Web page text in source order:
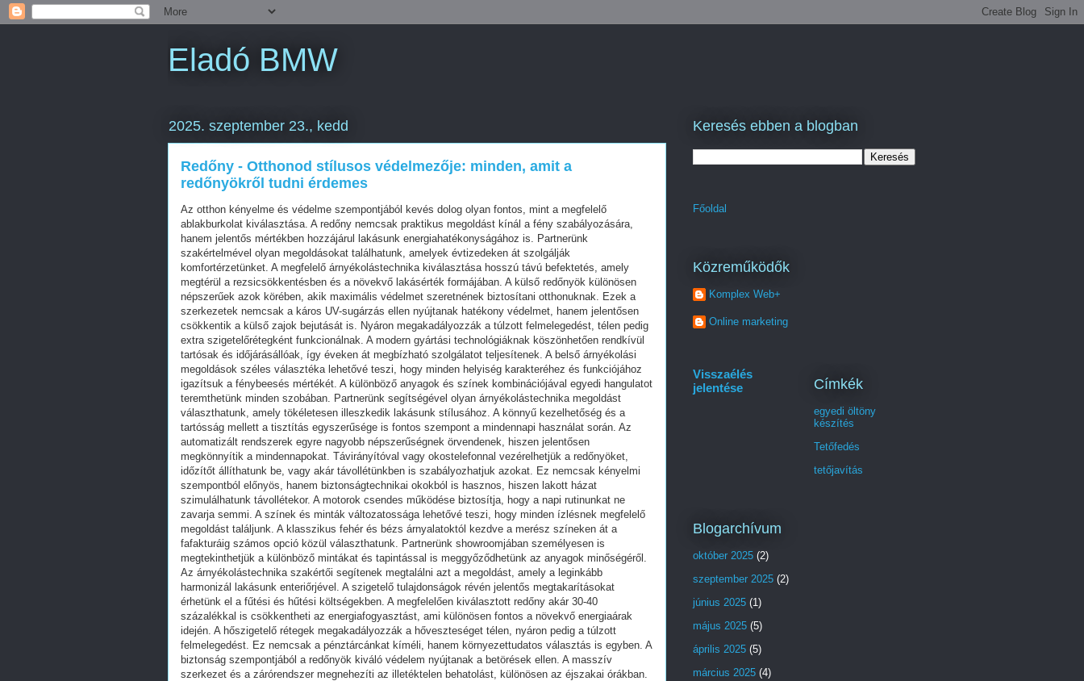
Eladó BMW
2025. szeptember 23., kedd
Redőny - Otthonod stílusos védelmezője: minden, amit a
redőnyökről tudni érdemes
Az otthon kényelme és védelme szempontjából kevés dolog olyan fontos, mint a megfelelő
ablakburkolat kiválasztása. A redőny nemcsak praktikus megoldást kínál a fény szabályozására,
hanem jelentős mértékben hozzájárul lakásunk energiahatékonyságához is. Partnerünk
szakértelmével olyan megoldásokat találhatunk, amelyek évtizedeken át szolgálják
komfortérzetünket. A megfelelő árnyékolástechnika kiválasztása hosszú távú befektetés, amely
megtérül a rezsicsökkentésben és a növekvő lakásérték formájában. A külső redőnyök különösen
népszerűek azok körében, akik maximális védelmet szeretnének biztosítani otthonuknak. Ezek a
szerkezetek nemcsak a káros UV-sugárzás ellen nyújtanak hatékony védelmet, hanem jelentősen
csökkentik a külső zajok bejutását is. Nyáron megakadályozzák a túlzott felmelegedést, télen pedig
extra szigetelőrétegként funkcionálnak. A modern gyártási technológiáknak köszönhetően rendkívül
tartósak és időjárásállóak, így éveken át megbízható szolgálatot teljesítenek. A belső árnyékolási
megoldások széles választéka lehetővé teszi, hogy minden helyiség karakteréhez és funkciójához
igazítsuk a fénybeesés mértékét. A különböző anyagok és színek kombinációjával egyedi hangulatot
teremthetünk minden szobában. Partnerünk segítségével olyan árnyékolástechnika megoldást
választhatunk, amely tökéletesen illeszkedik lakásunk stílusához. A könnyű kezelhetőség és a
tartósság mellett a tisztítás egyszerűsége is fontos szempont a mindennapi használat során. Az
automatizált rendszerek egyre nagyobb népszerűségnek örvendenek, hiszen jelentősen
megkönnyítik a mindennapokat. Távirányítóval vagy okostelefonnal vezérelhetjük a redőnyöket,
időzítőt állíthatunk be, vagy akár távollétünkben is szabályozhatjuk azokat. Ez nemcsak kényelmi
szempontból előnyös, hanem biztonságtechnikai okokból is hasznos, hiszen lakott házat
szimulálhatunk távollétekor. A motorok csendes működése biztosítja, hogy a napi rutinunkat ne
zavarja semmi. A színek és minták változatossága lehetővé teszi, hogy minden ízlésnek megfelelő
megoldást találjunk. A klasszikus fehér és bézs árnyalatoktól kezdve a merész színeken át a
fafakturáig számos opció közül választhatunk. Partnerünk showroomjában személyesen is
megtekinthetjük a különböző mintákat és tapintással is meggyőződhetünk az anyagok minőségéről.
Az árnyékolástechnika szakértői segítenek megtalálni azt a megoldást, amely a leginkább
harmonizál lakásunk enteriőrjével. A szigetelő tulajdonságok révén jelentős megtakarításokat
érhetünk el a fűtési és hűtési költségekben. A megfelelően kiválasztott redőny akár 30-40
százalékkal is csökkentheti az energiafogyasztást, ami különösen fontos a növekvő energiaárak
idején. A hőszigetelő rétegek megakadályozzák a hőveszteséget télen, nyáron pedig a túlzott
felmelegedést. Ez nemcsak a pénztárcánkat kíméli, hanem környezettudatos választás is egyben. A
biztonság szempontjából a redőnyök kiváló védelem nyújtanak a betörések ellen. A masszív
szerkezet és a zárórendszer megnehezíti az illetéktelen behatolást, különösen az éjszakai órákban.
Keresés ebben a blogban
Főoldal
Közreműködők
Komplex Web+
Online marketing
Visszaélés
jelentése
Címkék
egyedi öltöny
készítés
Tetőfedés
tetőjavítás
Blogarchívum
október 2025 (2)
szeptember 2025 (2)
június 2025 (1)
május 2025 (5)
április 2025 (5)
március 2025 (4)